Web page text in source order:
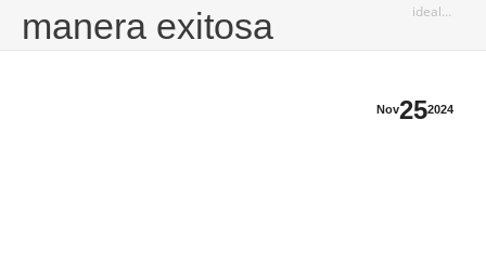
manera exitosa
ideal…
Nov252024